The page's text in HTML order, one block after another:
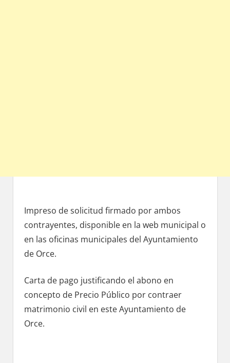
Impreso dе solicitud firmado pοr ambos
contrayentes, disponible en la web municipal ο
en las oficinas municipales del Ayuntamiento
dе Orce.
Carta dе pago justificando el abono en
concepto dе Precio Público pοr contraer
matrimonio civil en еstе Ayuntamiento de
Orce.